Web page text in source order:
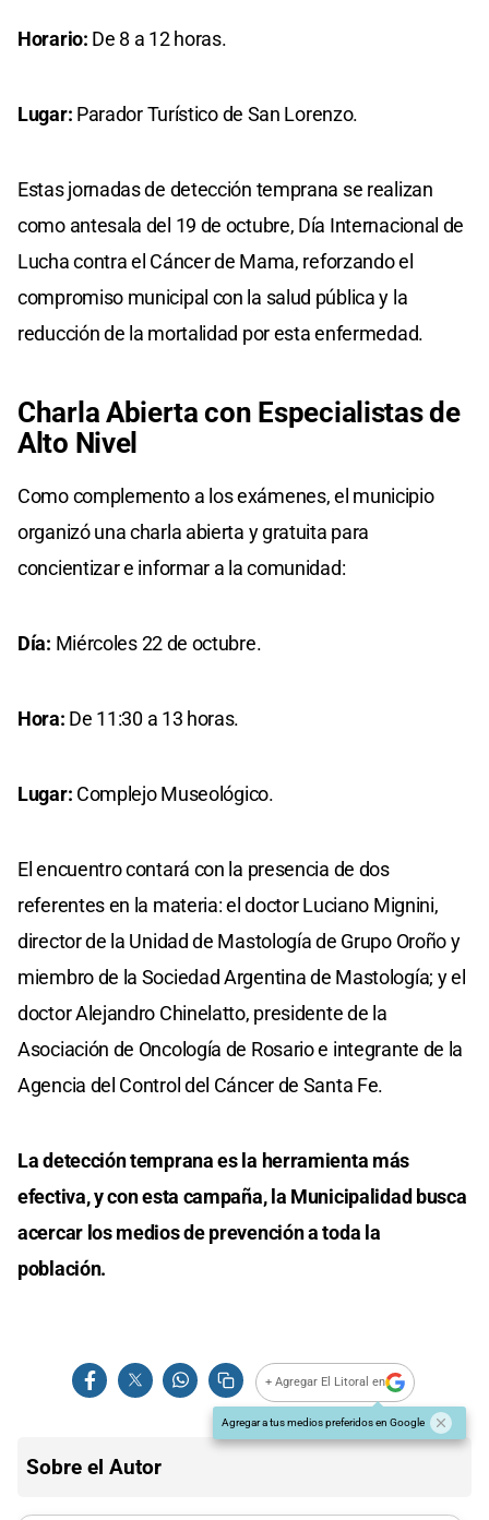
Horario: De 8 a 12 horas.
Lugar: Parador Turístico de San Lorenzo.
Estas jornadas de detección temprana se realizan
como antesala del 19 de octubre, Día Internacional de
Lucha contra el Cáncer de Mama, reforzando el
compromiso municipal con la salud pública y la
reducción de la mortalidad por esta enfermedad.
Charla Abierta con Especialistas de
Alto Nivel
Como complemento a los exámenes, el municipio
organizó una charla abierta y gratuita para
concientizar e informar a la comunidad:
Día: Miércoles 22 de octubre.
Hora: De 11:30 a 13 horas.
Lugar: Complejo Museológico.
El encuentro contará con la presencia de dos
referentes en la materia: el doctor Luciano Mignini,
director de la Unidad de Mastología de Grupo Oroño y
miembro de la Sociedad Argentina de Mastología; y el
doctor Alejandro Chinelatto, presidente de la
Asociación de Oncología de Rosario e integrante de la
Agencia del Control del Cáncer de Santa Fe.
La detección temprana es la herramienta más
efectiva, y con esta campaña, la Municipalidad busca
acercar los medios de prevención a toda la
población.
+ Agregar El Litoral en
Agregar a tus medios preferidos en Google
Sobre el Autor